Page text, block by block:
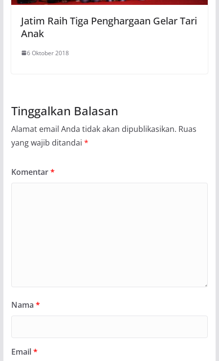
Jatim Raih Tiga Penghargaan Gelar Tari
Anak
6 Oktober 2018
Tinggalkan Balasan
Alamat email Anda tidak akan dipublikasikan. Ruas
yang wajib ditandai *
Komentar*
Nama *
Email*